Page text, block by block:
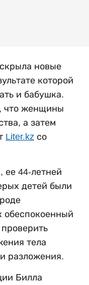
новые
которой
и бабушка.
что женщины
а затем
Liter.kz со
ее 44-летней
детей были
обеспокоенный
тела
разложения.
Билла